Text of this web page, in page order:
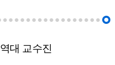
역대 교수진